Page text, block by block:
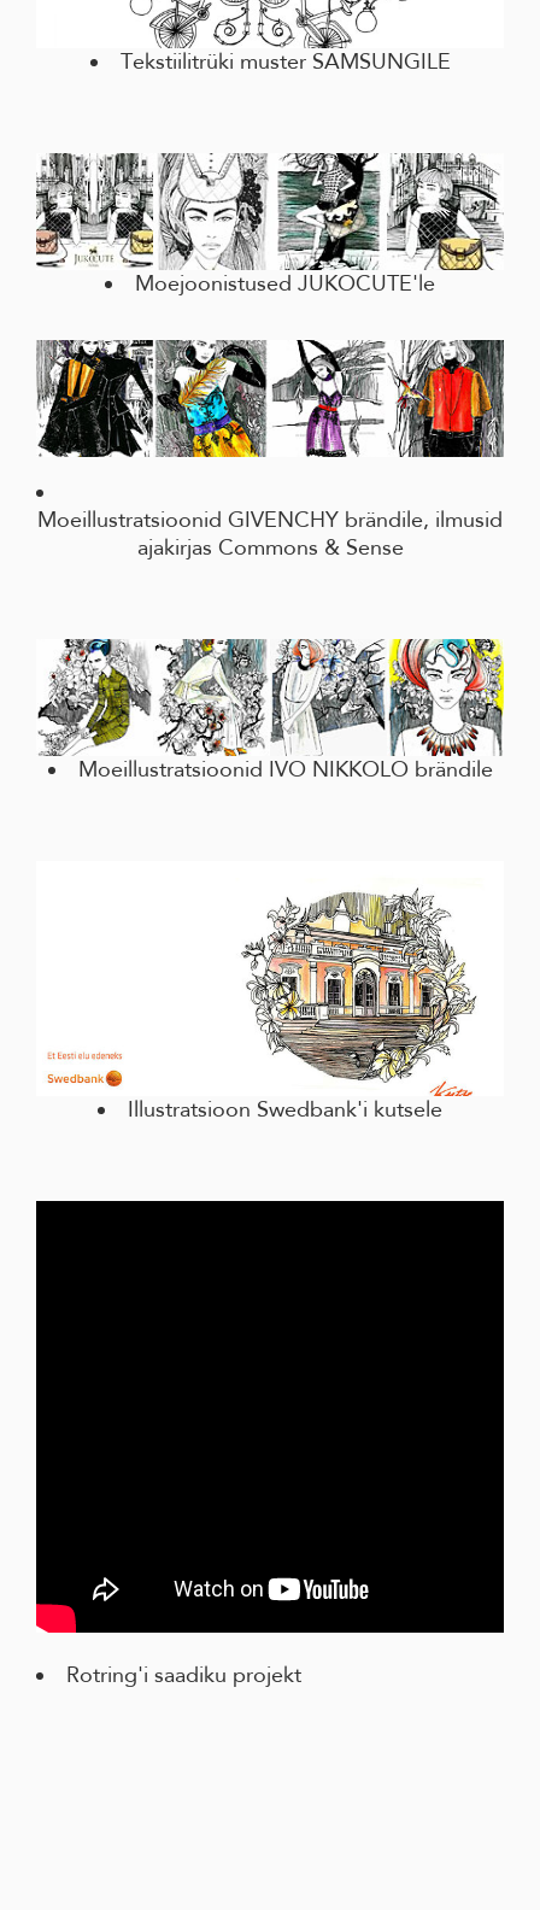
Tekstiilitrüki muster SAMSUNGILE
Moejoonistused JUKOCUTE'le
Moeillustratsioonid GIVENCHY brändile, ilmusid
ajakirjas Commons & Sense
Moeillustratsioonid IVO NIKKOLO brändile
Illustratsioon Swedbank'i kutsele
Rotring'i saadiku projekt